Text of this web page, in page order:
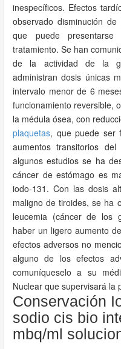
inespecíficos. Efectos
observado disminución
que puede
tratamiento. Se han
de la actividad de la
administran dosis únicas
intervalo menor de 6
funcionamiento reversible,
la médula ósea, con
plaquetas, que puede ser
aumentos transitorios
algunos estudios se ha
cáncer de estómago es
iodo-131. Con las dosis
maligno de tiroides, se ha
leucemia (cáncer de los
haber un ligero aumento
efectos adversos no
alguno de los efectos
comuníqueselo a su
Nuclear que supervisará la
Conservación
sodio cis bio
mbq/ml